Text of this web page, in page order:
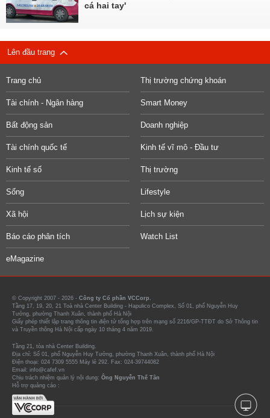
cá hai tay'
Lên đầu trang
Trang chủ Thị trường chứng khoán
Tài chính - Ngân hàng Smart Money
Bất động sản Doanh nghiệp
Tài chính quốc tế Kinh tế vĩ mô - Đầu tư
Kinh tế số Thị trường
Sống Lifestyle
Xã hội Lịch sự kiện
Báo cáo phân tích Watch List
eMagazine
© Copyright 2007 - 2026 - Công ty Cổ phần VCCorp.
Tầng 17, 19, 20, 21 Toà nhà Center Building - Hapulico Complex, Số 01, phố Nguyễn Huy
Tưởng, phường Thanh Xuân, thành phố Hà Nội
Giấy phép thiết lập trang thông tin điện tử tổng hợp trên mạng số 2216/GP-TTĐT do Sở Thông tin
và Truyền thông Hà Nội cấp ngày 10 tháng 4 năm 2019.
Tầng 21, tòa nhà Center Building.
Địa chỉ: Số 01, phố Nguyễn Huy Tưởng, phường Thanh Xuân, thành phố Hà Nội
Điện thoại: 024 7309 5555 Máy lẻ 292. Fax: 024-39744082
Email: info@cafef.vn
Chịu trách nhiệm quản lý nội dung: Ông Nguyễn Thế Tân
Hỗ trợ quảng cáo :